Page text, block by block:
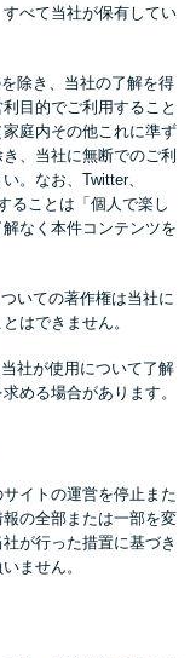
ま払いきると
直しで40万円
借りられるカ
選ぶべき4つ
べて当社が保有してい
除き、当社の了解を得
目的でご利用すること
庭内その他これに準ず
、当社に無断でのご利
。なお、Twitter、
ることは「個人で楽し
なく本件コンテンツを
いての著作権は当社に
はできません。
社が使用について了解
める場合があります。
イトの運営を停止また
の全部または一部を変
が行った措置に基づき
ません。